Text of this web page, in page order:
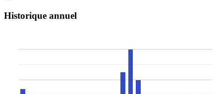
Historique annuel